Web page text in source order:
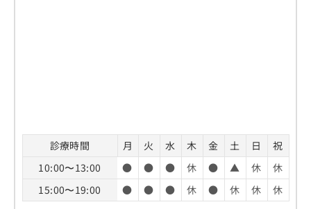
診療時間 月 火 水 木 金 土 日
祝
10:00〜13:00
● ● ● 休 ● ▲ 休
休
15:00〜19:00
● ● ● 休 ● 休 休
休